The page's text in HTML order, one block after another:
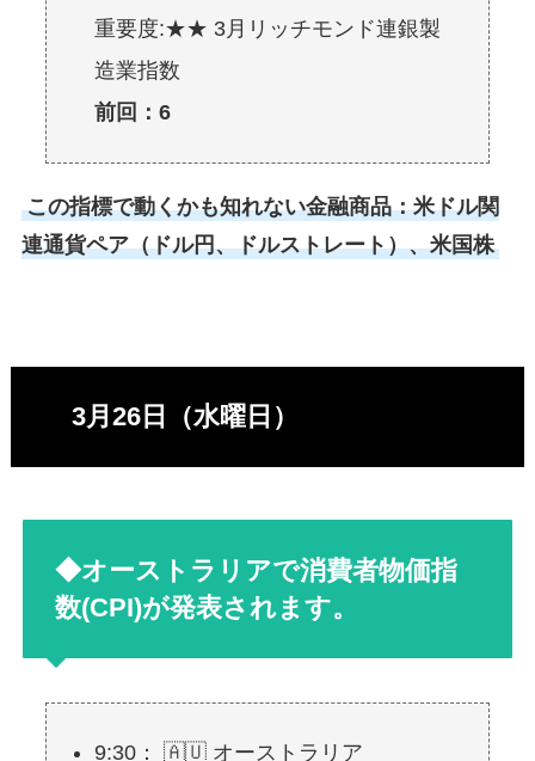
重要度:★★ 3月リッチモンド連銀製
造業指数
前回：6
この指標で動くかも知れない金融商品：米ドル関
連通貨ペア（ドル円、ドルストレート）、米国株
3月26日（水曜日）
◆オーストラリアで消費者物価指
数(CPI)が発表されます。
9:30： 🇦🇺 オーストラリア